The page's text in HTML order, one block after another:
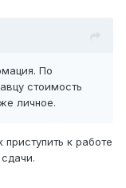
По
стоимость
личное.
к работе